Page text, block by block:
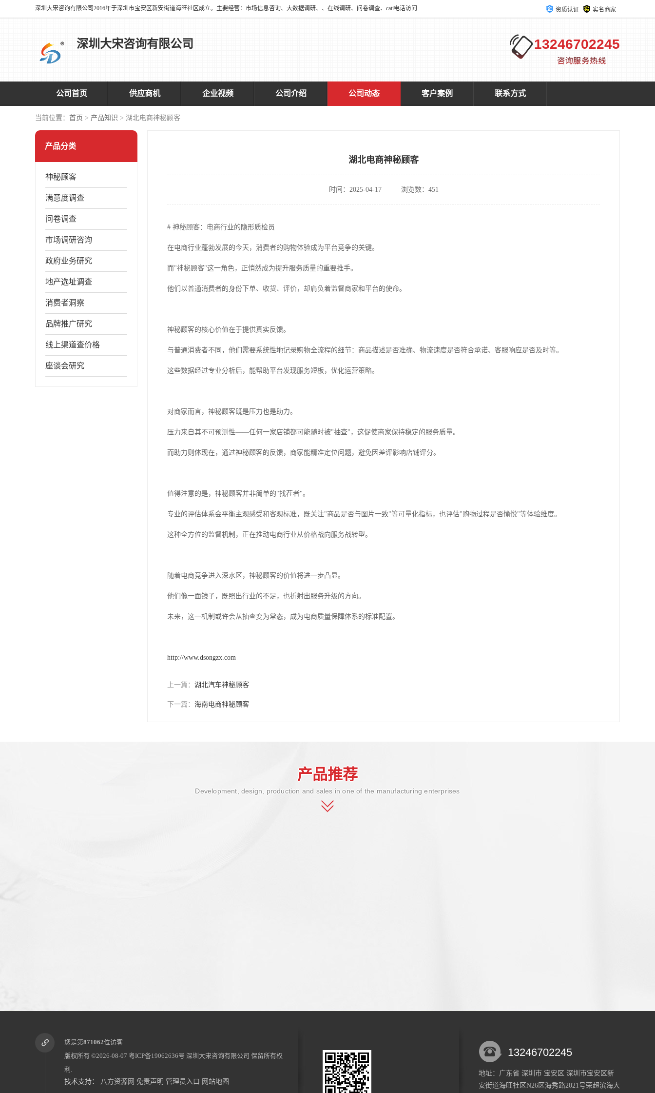
深圳大宋咨询有限公司2016年于深圳市宝安区新安街道海旺社区成立。主要经营：市场信息咨询、大数据调研、、在线调研、问卷调查、cati电话访问、神秘顾客调查、广告效果评估、消费者调查、大数据采集分析等，从事广告业务、国内贸易、数据采集、数据处理；公共文明测评。 资质认证 实名商家
深圳大宋咨询有限公司 13246702245
公司首页 供应商机 企业视频 公司介绍 公司动态 客户案例 联系方式
当前位置： 首页 > 产品知识 > 湖北电商神秘顾客
产品分类
神秘顾客
满意度调查
问卷调查
市场调研咨询
政府业务研究
地产选址调查
消费者洞察
品牌推广研究
线上渠道查价格
座谈会研究
湖北电商神秘顾客
时间：2025-04-17 浏览数：451
# 神秘顾客：电商行业的隐形质检员
在电商行业蓬勃发展的今天，消费者的购物体验成为平台竞争的关键。
而"神秘顾客"这一角色，正悄然成为提升服务质量的重要推手。
他们以普通消费者的身份下单、收货、评价，却肩负着监督商家和平台的使命。
神秘顾客的核心价值在于提供真实反馈。
与普通消费者不同，他们需要系统性地记录购物全流程的细节：商品描述是否准确、物流速度是否符合承诺、客服响应是否及时等。
这些数据经过专业分析后，能帮助平台发现服务短板，优化运营策略。
对商家而言，神秘顾客既是压力也是助力。
压力来自其不可预测性——任何一家店铺都可能随时被"抽查"，这促使商家保持稳定的服务质量。
而助力则体现在，通过神秘顾客的反馈，商家能精准定位问题，避免因差评影响店铺评分。
值得注意的是，神秘顾客并非简单的"找茬者"。
专业的评估体系会平衡主观感受和客观标准，既关注"商品是否与图片一致"等可量化指标，也评估"购物过程是否愉悦"等体验维度。
这种全方位的监督机制，正在推动电商行业从价格战向服务战转型。
随着电商竞争进入深水区，神秘顾客的价值将进一步凸显。
他们像一面镜子，既照出行业的不足，也折射出服务升级的方向。
未来，这一机制或许会从抽查变为常态，成为电商质量保障体系的标准配置。
http://www.dsongzx.com
上一篇： 湖北汽车神秘顾客
下一篇： 海南电商神秘顾客
产品推荐
Development, design, production and sales in one of the manufacturing enterprises
您是第871062位访客
版权所有 ©2026-08-07 粤ICP备19062636号 深圳大宋咨询有限公司 保留所有权
利.
技术支持： 八方资源网 免责声明 管理员入口 网站地图
13246702245
地址：广东省 深圳市 宝安区 深圳市宝安区新
安街道海旺社区N26区海秀路2021号荣超滨海大